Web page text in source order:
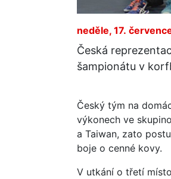
neděle, 17.
Česká
šampionátu v
Český tým na
výkonech ve
a Taiwan, zato
boje o cenné kovy.
V utkání o třetí